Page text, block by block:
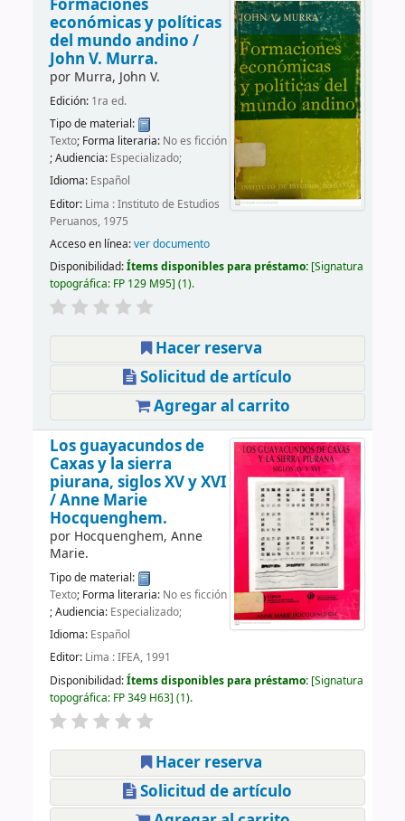
Formaciones
económicas y políticas
del mundo andino /
John V. Murra.
por Murra, John V.
Edición: 1ra ed.
Tipo de material:
Texto; Forma literaria: No es ficción
; Audiencia: Especializado;
Idioma: Español
Editor: Lima : Instituto de Estudios
Peruanos, 1975
Acceso en línea:ver documento
Disponibilidad:Ítems disponibles para préstamo: Signatura
topográfica: FP 129 M95 (1).
Hacer reserva
Solicitud de artículo
Agregar al carrito
Los guayacundos de
Caxas y la sierra
piurana, siglos XV y XVI
/Anne Marie
Hocquenghem.
por Hocquenghem, Anne
Marie.
Tipo de material:
Texto; Forma literaria: No es ficción
; Audiencia: Especializado;
Idioma: Español
Editor: Lima : IFEA, 1991
Disponibilidad:Ítems disponibles para préstamo: Signatura
topográfica: FP 349 H63 (1).
Hacer reserva
Solicitud de artículo